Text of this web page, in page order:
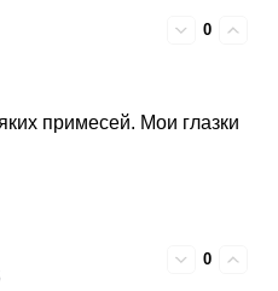
0
примесей. Мои глазки
0